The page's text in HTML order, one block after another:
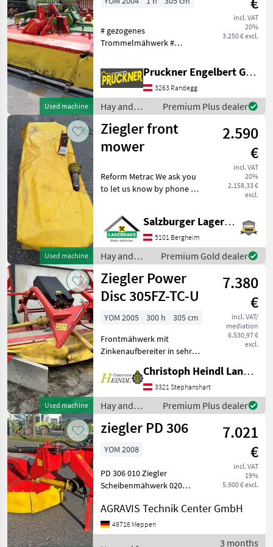
Used machine
incl. VAT
20%
3.250 € excl.
# gezogenes
Trommelmähwerk #
Entlastung über 2
Hydraulikzylinder (1x ew
mit Schwimmstellung
erforderlich) # Eigengewicht
895kg # Pendelb
Pruckner Engelbert GmbH
3263 Randegg
Hay and
forage
equipment /
Ziegler
Premium Plus dealer
Used machine
Ziegler front
mower
2.590
€
incl. VAT
20%
2.158,33 €
excl.
Reform Metrac We ask you
to let us know by phone or
reserve enough time for
advice and possibly a test
drive. The
Salzburger Lagerhaus-Technik
5101 Bergheim
Hay and
forage
equipment /
Ziegler
Premium Gold dealer
Used machine
Ziegler Power
Disc 305FZ-TC-U
7.380
€
incl. VAT/
mediation
6.530,97 €
excl.
YOM 2005 300 h
305 cm
Frontmähwerk mit
Zinkenaufbereiter in sehr
Aufbereiterzinken aus
Kunststoff - exakte und
gute Bodenanpassung
durch speziellen
Anbaubock - Sehr
Christoph Heindl Landtechnik GmbH, Stephanshart
3321 Stephanshart
Hay and
forage
equipment /
Premium Plus dealer
ziegler PD 306
7.021
€
incl. VAT
19%
5.900 € excl.
YOM 2008
PD 306 010 Ziegler
Scheibenmähwerk 020
Anbau 040 Gelenkwelle 050
Bedienterminal 060
Klappvorrichtung:
AGRAVIS Technik Center GmbH
49716 Meppen
3 months